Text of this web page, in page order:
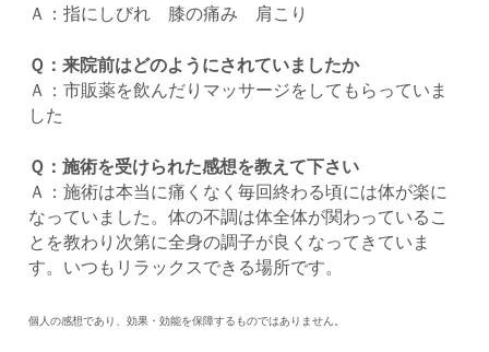
Ａ：指にしびれ 膝の痛み 肩こり
Ｑ：来院前はどのようにされていましたか
Ａ：市販薬を飲んだりマッサージをしてもらっていま
した
Ｑ：施術を受けられた感想を教えて下さい
Ａ：施術は本当に痛くなく毎回終わる頃には体が楽に
なっていました。体の不調は体全体が関わっているこ
とを教わり次第に全身の調子が良くなってきていま
す。いつもリラックスできる場所です。
個人の感想であり、効果・効能を保障するものではありません。